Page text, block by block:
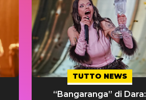
TUTTO NEWS
“Bangaranga” di Dara: